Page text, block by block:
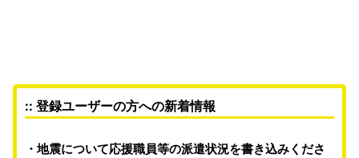
:: 登録ユーザーの方への新着情報
地震について応援職員等の派遣状況を書き込みくださ